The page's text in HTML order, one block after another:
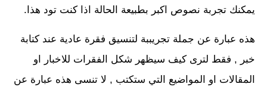
يمكنك تجربة نصوص اكبر بطبيعة الحالة اذا كنت تود هذا.
هذه عبارة عن جملة تجريببة لتنسيق فقرة عادية عند كتابة
خبر , فقط لترى كيف سيظهر شكل الفقرات للاخبار او
المقالات او المواضيع التي ستكتب , لا تنسى هذه عبارة عن